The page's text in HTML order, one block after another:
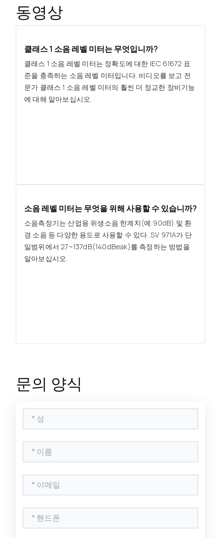
동영상
클래스 1 소음 레벨 미터는 무엇입니까?
클래스 1 소음 레벨 미터는 정확도에 대한 IEC 61672 표
준을 충족하는 소음 레벨 미터입니다. 비디오를 보고 전
문가 클래스 1 소음 레벨 미터의 훨씬 더 정교한 장비기능
에 대해 알아보십시오.
소음 레벨 미터는 무엇을 위해 사용할 수 있습니까?
소음측정기는 산업용 위생소음 한계치(예:90dB) 및 환
경 소음 등 다양한 용도로 사용할 수 있다. SV 971A가 단
일범위에서 27~137dB(140dBeak)를 측정하는 방법을
알아보십시오.
문의 양식